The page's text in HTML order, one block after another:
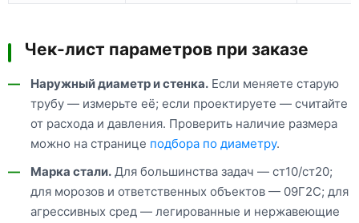
Чек-лист параметров при заказе
Наружный диаметр и стенка. Если меняете старую
трубу — измерьте её; если проектируете — считайте
от расхода и давления. Проверить наличие размера
можно на странице подбора по диаметру.
Марка стали. Для большинства задач — ст10/ст20;
для морозов и ответственных объектов — 09Г2С; для
агрессивных сред — легированные и нержавеющие